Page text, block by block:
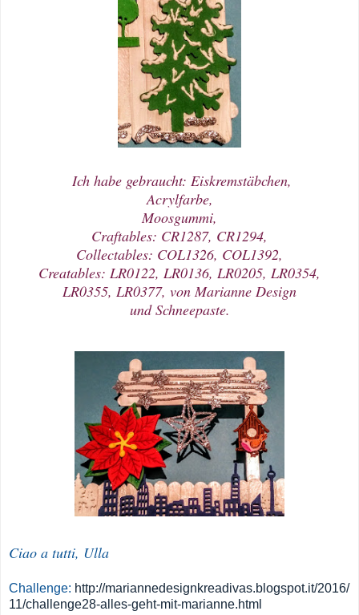
Ich habe gebraucht: Eiskremstäbchen,
Acrylfarbe,
Moosgummi,
Craftables: CR1287, CR1294,
Collectables: COL1326, COL1392,
Creatables: LR0122, LR0136, LR0205, LR0354,
LR0355, LR0377, von Marianne Design
und Schneepaste.
Ciao a tutti, Ulla
Challenge: http://mariannedesignkreadivas.blogspot.it/2016/
11/challenge28-alles-geht-mit-marianne.html